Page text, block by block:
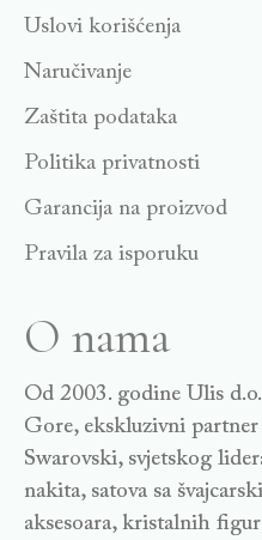
Uslovi korišćenja
Naručivanje
Zaštita podataka
Politika privatnosti
Garancija na proizvod
Pravila za isporuku
O nama
Od 2003. godine Ulis
Gore, ekskluzivni
Swarovski, svjetskog
nakita, satova sa
aksesoara, kristalnih